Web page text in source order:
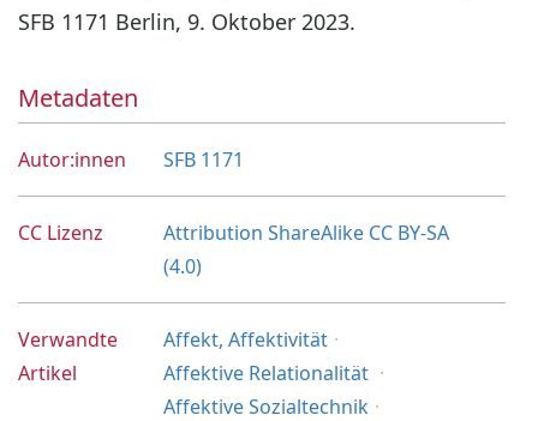
SFB 1171 Berlin, 9. Oktober 2023.
Metadaten
Autor:innen SFB 1171
CC Lizenz
Attribution ShareAlike CC BY-SA
(4.0)
Verwandte
Artikel
Affekt, Affektivität
Affektive Relationalität
Affektive Sozialtechnik